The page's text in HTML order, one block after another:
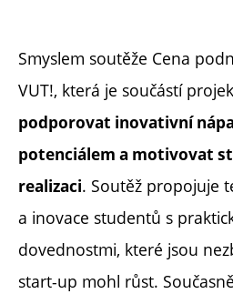
Smyslem soutěže Cena
VUT!, která je součástí
podporovat inovativní
potenciálem a motivovat
realizaci. Soutěž propojuje
a inovace studentů s
dovednostmi, které jsou
start-up mohl růst.